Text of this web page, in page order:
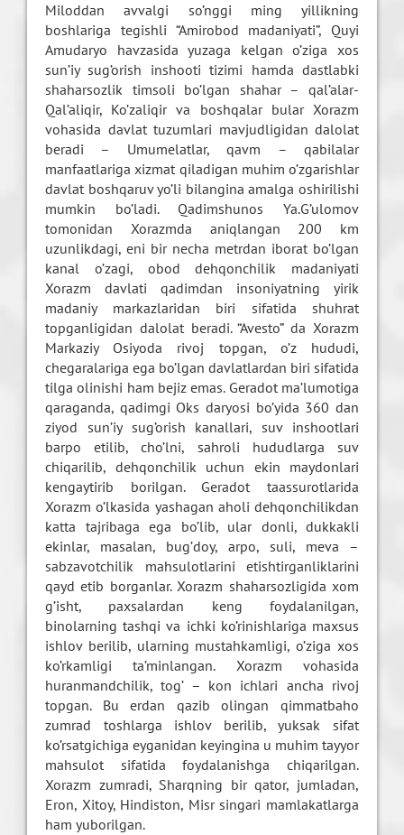
Miloddan avvalgi so’nggi ming yillikning
boshlariga tegishli “Amirobod madaniyati”, Quyi
Amudaryo havzasida yuzaga kelgan o’ziga xos
sun’iy sug’orish inshooti tizimi hamda dastlabki
shaharsozlik timsoli bo’lgan shahar – qal’alar-
Qal’aliqir, Ko’zaliqir va boshqalar bular Xorazm
vohasida davlat tuzumlari mavjudligidan dalolat
beradi – Umumelatlar, qavm – qabilalar
manfaatlariga xizmat qiladigan muhim o’zgarishlar
davlat boshqaruv yo’li bilangina amalga oshirilishi
mumkin bo’ladi. Qadimshunos Ya.G’ulomov
tomonidan Xorazmda aniqlangan 200 km
uzunlikdagi, eni bir necha metrdan iborat bo’lgan
kanal o’zagi, obod dehqonchilik madaniyati
Xorazm davlati qadimdan insoniyatning yirik
madaniy markazlaridan biri sifatida shuhrat
topganligidan dalolat beradi. “Avesto” da Xorazm
Markaziy Osiyoda rivoj topgan, o’z hududi,
chegaralariga ega bo’lgan davlatlardan biri sifatida
tilga olinishi ham bejiz emas. Geradot ma’lumotiga
qaraganda, qadimgi Oks daryosi bo’yida 360 dan
ziyod sun’iy sug’orish kanallari, suv inshootlari
barpo etilib, cho’lni, sahroli hududlarga suv
chiqarilib, dehqonchilik uchun ekin maydonlari
kengaytirib borilgan. Geradot taassurotlarida
Xorazm o’lkasida yashagan aholi dehqonchilikdan
katta tajribaga ega bo’lib, ular donli, dukkakli
ekinlar, masalan, bug’doy, arpo, suli, meva –
sabzavotchilik mahsulotlarini etishtirganliklarini
qayd etib borganlar. Xorazm shaharsozligida xom
g’isht, paxsalardan keng foydalanilgan,
binolarning tashqi va ichki ko’rinishlariga maxsus
ishlov berilib, ularning mustahkamligi, o’ziga xos
ko’rkamligi ta’minlangan. Xorazm vohasida
huranmandchilik, tog’ – kon ichlari ancha rivoj
topgan. Bu erdan qazib olingan qimmatbaho
zumrad toshlarga ishlov berilib, yuksak sifat
ko’rsatgichiga eyganidan keyingina u muhim tayyor
mahsulot sifatida foydalanishga chiqarilgan.
Xorazm zumradi, Sharqning bir qator, jumladan,
Eron, Xitoy, Hindiston, Misr singari mamlakatlarga
ham yuborilgan.